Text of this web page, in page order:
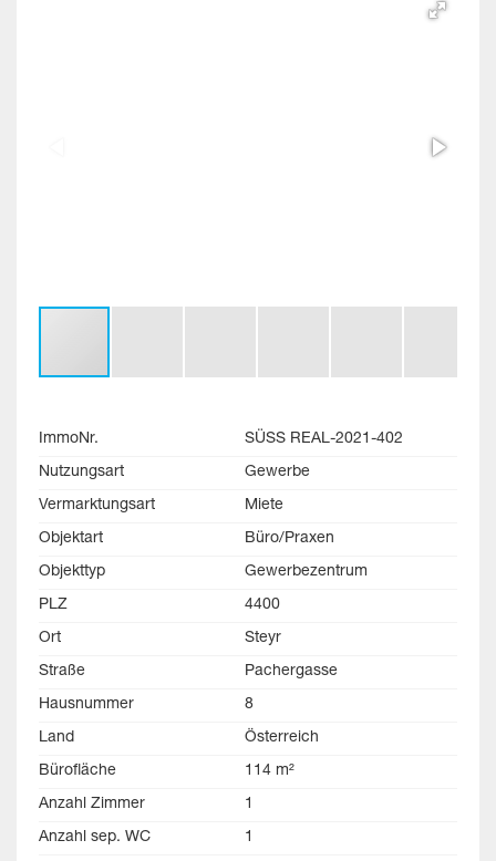
ImmoNr. SÜSS REAL-2021-402
Nutzungsart Gewerbe
Vermarktungsart Miete
Objektart Büro/Praxen
Objekttyp Gewerbezentrum
PLZ 4400
Ort Steyr
Straße Pachergasse
Hausnummer 8
Land Österreich
Bürofläche 114 m²
Anzahl Zimmer 1
Anzahl sep. WC 1